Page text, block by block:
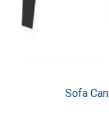
Sofa